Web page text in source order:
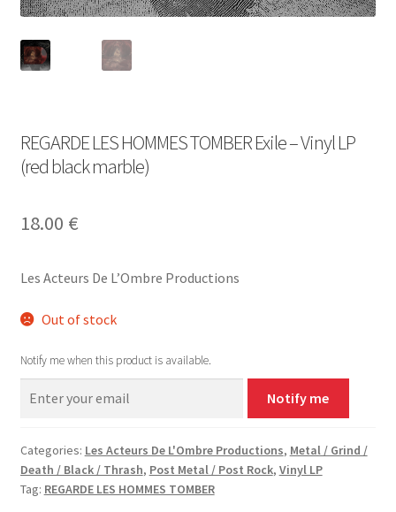
REGARDE LES HOMMES TOMBER Exile – Vinyl LP
(red black marble)
18.00 €
Les Acteurs De L’Ombre Productions
Out of stock
Notify me when this product is available.
Notify me
Categories: Les Acteurs De L'Ombre Productions, Metal / Grind /
Death / Black / Thrash, Post Metal / Post Rock, Vinyl LP
Tag: REGARDE LES HOMMES TOMBER